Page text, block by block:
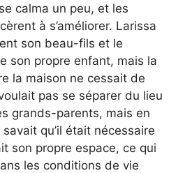
calma un peu, et les
à s’améliorer. Larissa
son beau-fils et le
son propre enfant, mais la
la maison ne cessait de
pas se séparer du lieu
grands-parents, mais en
qu’il était nécessaire
son propre espace, ce qui
les conditions de vie